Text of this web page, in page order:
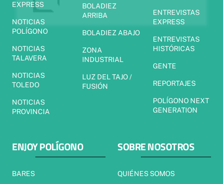
EXPRESS
NOTICIAS
POLÍGONO
NOTICIAS
TALAVERA
NOTICIAS
TOLEDO
NOTICIAS
PROVINCIA
BOLADIEZ
ARRIBA
BOLADIEZ ABAJO
ZONA
INDUSTRIAL
LUZ DEL TAJO /
FUSIÓN
ENTREVISTAS
EXPRESS
ENTREVISTAS
HISTÓRICAS
GENTE
REPORTAJES
POLÍGONO NEXT
GENERATION
ENJOY POLÍGONO
BARES
SOBRE NOSOTROS
QUIÉNES SOMOS